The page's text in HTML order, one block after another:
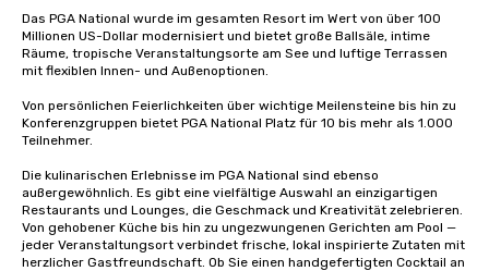
Das PGA National wurde im gesamten Resort im Wert von über 100
Millionen US-Dollar modernisiert und bietet große Ballsäle, intime
Räume, tropische Veranstaltungsorte am See und luftige Terrassen
mit flexiblen Innen- und Außenoptionen.
Von persönlichen Feierlichkeiten über wichtige Meilensteine bis hin zu
Konferenzgruppen bietet PGA National Platz für 10 bis mehr als 1.000
Teilnehmer.
Die kulinarischen Erlebnisse im PGA National sind ebenso
außergewöhnlich. Es gibt eine vielfältige Auswahl an einzigartigen
Restaurants und Lounges, die Geschmack und Kreativität zelebrieren.
Von gehobener Küche bis hin zu ungezwungenen Gerichten am Pool —
jeder Veranstaltungsort verbindet frische, lokal inspirierte Zutaten mit
herzlicher Gastfreundschaft. Ob Sie einen handgefertigten Cocktail an